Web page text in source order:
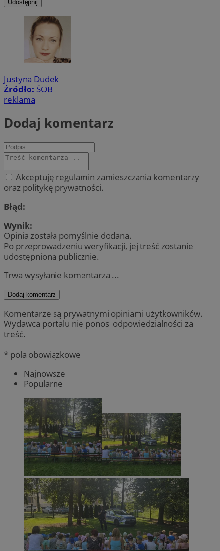
Udostępnij
Justyna Dudek
Źródło: ŚOB
reklama
Dodaj komentarz
Akceptuję regulamin zamieszczania komentarzy
oraz politykę prywatności.
Błąd:
Wynik:
Opinia została pomyślnie dodana.
Po przeprowadzeniu weryfikacji, jej treść zostanie
udostępniona publicznie.
Trwa wysyłanie komentarza ...
Dodaj komentarz
Komentarze są prywatnymi opiniami użytkowników.
Wydawca portalu nie ponosi odpowiedzialności za
treść.
* pola obowiązkowe
Najnowsze
Popularne